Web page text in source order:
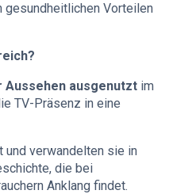
gesundheitlichen Vorteilen
Aussehen ausgenutzt im
TV-Präsenz in eine
verwandelten sie in
die bei
Anklang findet.